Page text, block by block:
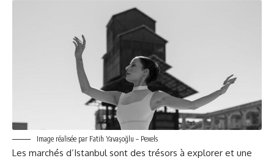
Image réalisée par Fatih Yavaşoğlu – Pexels
Les marchés d’Istanbul sont des trésors à explorer et une